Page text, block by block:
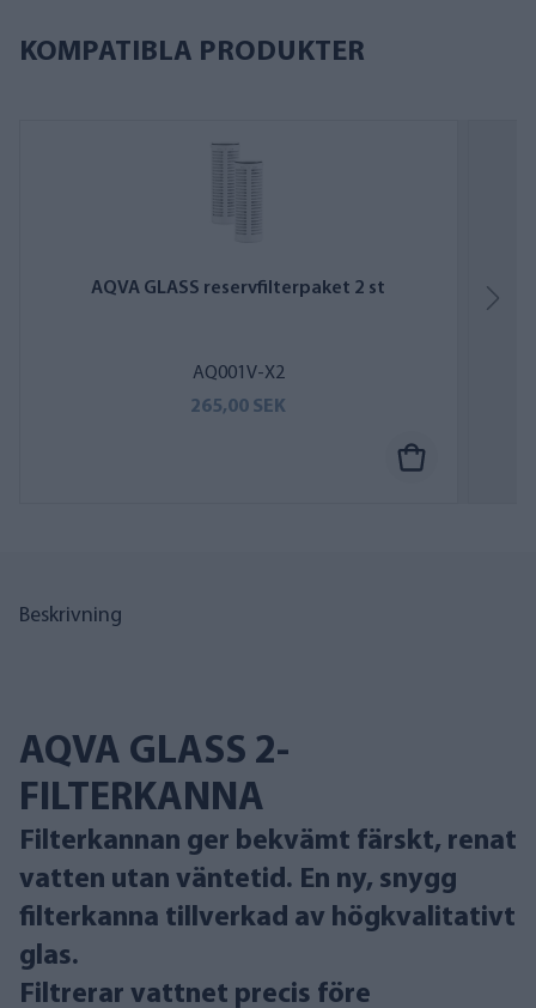
KOMPATIBLA PRODUKTER
AQVA GLASS reservfilterpaket 2 st
AQ001V-X2
265,00 SEK
Beskrivning
AQVA GLASS 2-
FILTERKANNA
Filterkannan ger bekvämt färskt, renat
vatten utan väntetid. En ny, snygg
filterkanna tillverkad av högkvalitativt
glas.
Filtrerar vattnet precis före